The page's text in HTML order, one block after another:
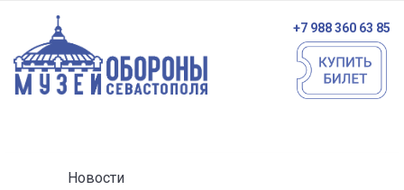
+7 988 360 63 85
Новости